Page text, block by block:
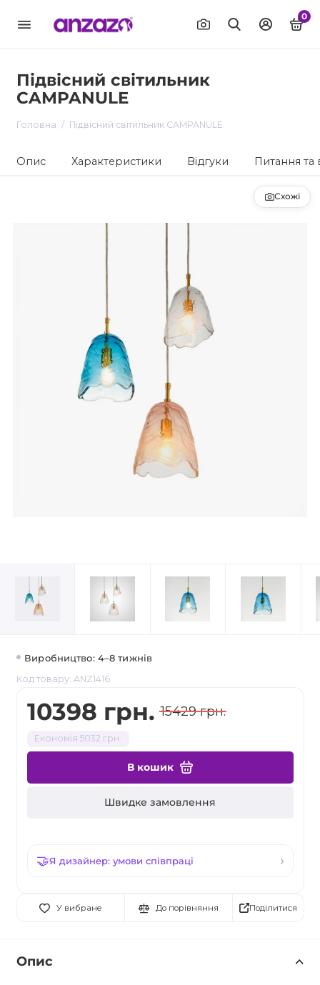
0
Підвісний світильник
CAMPANULE
Головна Підвісний світильник CAMPANULE
Опис Характеристики Відгуки Питання та
Схожі
Виробництво: 4–8 тижнів
Код товару: ANZ1416
10398 грн. 15429 грн.
Економія 5032 грн.
В кошик
Швидке замовлення
Я дизайнер: умови співпраці
У вибране До порівняння Поділитися
Опис